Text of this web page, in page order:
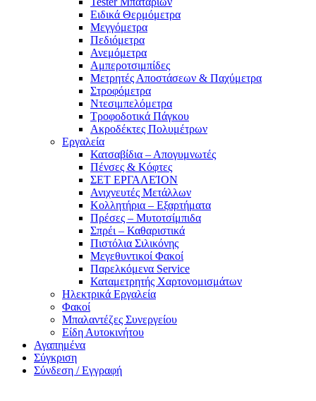
Ειδικά Θερμόμετρα
Μεγγόμετρα
Πεδιόμετρα
Ανεμόμετρα
Αμπεροτσιμπίδες
Μετρητές Αποστάσεων & Παχύμετρα
Στροφόμετρα
Ντεσιμπελόμετρα
Τροφοδοτικά Πάγκου
Ακροδέκτες Πολυμέτρων
Εργαλεία
Κατσαβίδια – Απογυμνωτές
Πένσες & Κόφτες
ΣΕΤ ΕΡΓΑΛΕΊΟΝ
Ανιχνευτές Μετάλλων
Κολλητήρια – Εξαρτήματα
Πρέσες – Μυτοτσίμπιδα
Σπρέι – Καθαριστικά
Πιστόλια Σιλικόνης
Μεγεθυντικοί Φακοί
Παρελκόμενα Service
Καταμετρητής Χαρτονομισμάτων
Ηλεκτρικά Εργαλεία
Φακοί
Μπαλαντέζες Συνεργείου
Είδη Αυτοκινήτου
Αγαπημένα
Σύγκριση
Σύνδεση / Εγγραφή